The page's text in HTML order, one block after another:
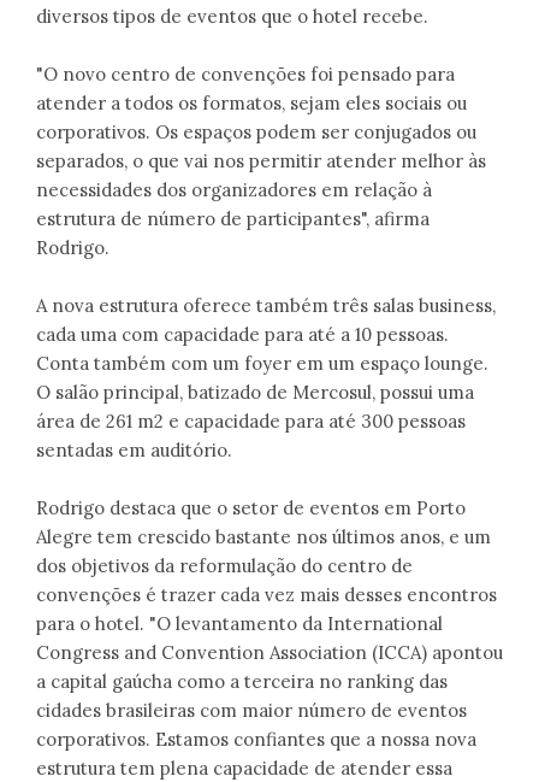
diversos tipos de eventos que o hotel recebe.
"O novo centro de convenções foi pensado para
atender a todos os formatos, sejam eles sociais ou
corporativos. Os espaços podem ser conjugados ou
separados, o que vai nos permitir atender melhor às
necessidades dos organizadores em relação à
estrutura de número de participantes", afirma
Rodrigo.
A nova estrutura oferece também três salas business,
cada uma com capacidade para até a 10 pessoas.
Conta também com um foyer em um espaço lounge.
O salão principal, batizado de Mercosul, possui uma
área de 261 m2 e capacidade para até 300 pessoas
sentadas em auditório.
Rodrigo destaca que o setor de eventos em Porto
Alegre tem crescido bastante nos últimos anos, e um
dos objetivos da reformulação do centro de
convenções é trazer cada vez mais desses encontros
para o hotel. "O levantamento da International
Congress and Convention Association (ICCA) apontou
a capital gaúcha como a terceira no ranking das
cidades brasileiras com maior número de eventos
corporativos. Estamos confiantes que a nossa nova
estrutura tem plena capacidade de atender essa